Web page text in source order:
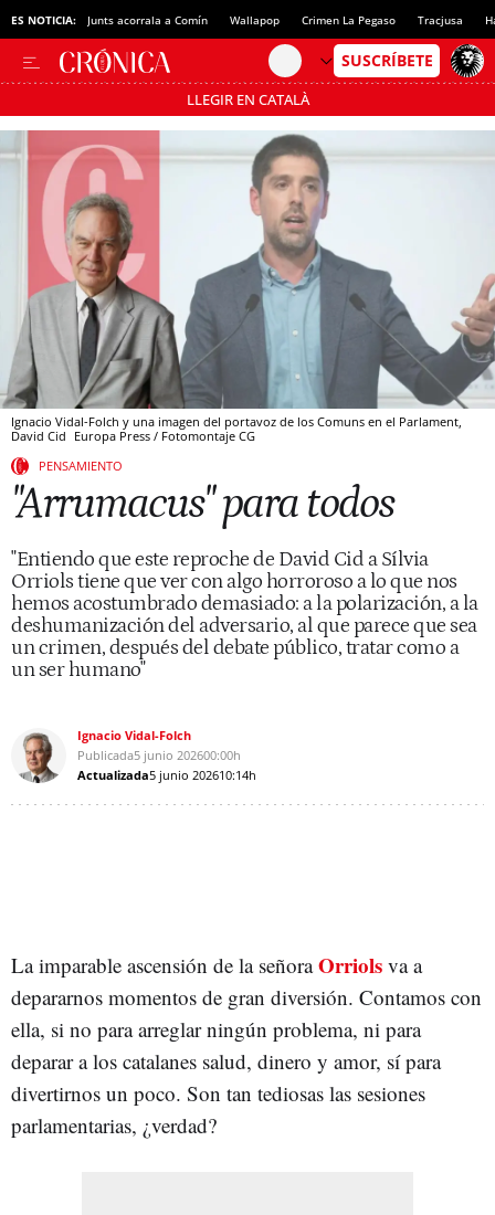
ES NOTICIA: Junts acorrala a Comín Wallapop Crimen La Pegaso Tracjusa
LLEGIR EN CATALÀ
Pásate al MODO AHORRO
Ignacio Vidal-Folch y una imagen del portavoz de los Comuns en el Parlament,
David Cid Europa Press / Fotomontaje CG
PENSAMIENTO
"Arrumacus" para todos
"Entiendo que este reproche de David Cid a Sílvia
Orriols tiene que ver con algo horroroso a lo que nos
hemos acostumbrado demasiado: a la polarización, a la
deshumanización del adversario, al que parece que sea
un crimen, después del debate público, tratar como a
un ser humano"
Ignacio Vidal-Folch
Publicada5 junio 202600:00h
Actualizada5 junio 202610:14h
La imparable ascensión de la señoraOrriols va a
depararnos momentos de gran diversión. Contamos con
ella, si no para arreglar ningún problema, ni para
deparar a los catalanes salud, dinero y amor, sí para
divertirnos un poco. Son tan tediosas las sesiones
parlamentarias, ¿verdad?